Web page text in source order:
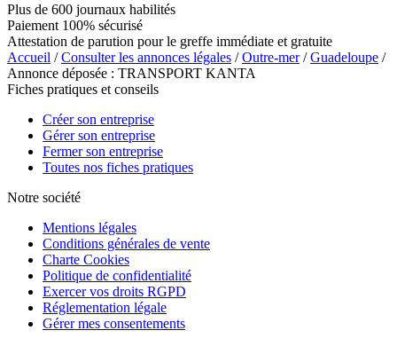
Plus de 600 journaux habilités
Paiement 100% sécurisé
Attestation de parution pour le greffe immédiate et gratuite
Accueil /Consulter les annonces légales /Outre-mer/Guadeloupe /
Annonce déposée : TRANSPORT KANTA
Fiches pratiques et conseils
Créer son entreprise
Gérer son entreprise
Fermer son entreprise
Toutes nos fiches pratiques
Notre société
Mentions légales
Conditions générales de vente
Charte Cookies
Politique de confidentialité
Exercer vos droits RGPD
Réglementation légale
Gérer mes consentements